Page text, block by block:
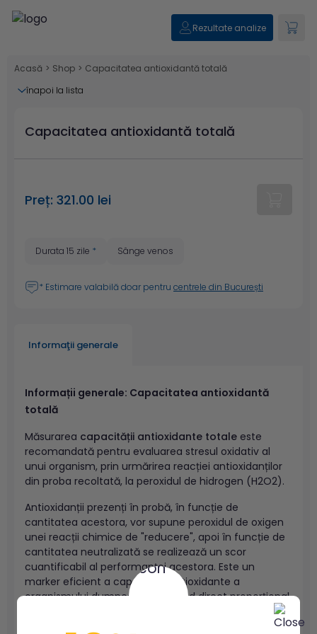
Rezultate analize
Acasă > Shop > Capacitatea antioxidantă totală
înapoi la lista
Capacitatea antioxidantă totală
Preț: 321.00 lei
Durata 15 zile * Sânge venos
* Estimare valabilă doar pentru centrele din București
Informaţii generale
Informații generale: Capacitatea antioxidantă
totală
Măsurarea capacității antioxidante totale este
recomandată pentru evaluarea stresul oxidativ al
unui organism, prin urmărirea reacției antioxidanților
din proba recoltată, la peroxidul de hidrogen (H2O2).
Antioxidanții prezenți în probă, în funcție de
cantitatea acestora, vor supune peroxidul de oxigen
unei reacții chimice de "reducere", apoi în funcție de
cantitatea neutralizată se realizează un scor
cuantificabil al performanței acestora. Este un
marker eficient a capacității antioxidante a
organismului dumneavoastră fiind direct proporțional
cu capacitatea totală de a neutraliza radicalii liberi.